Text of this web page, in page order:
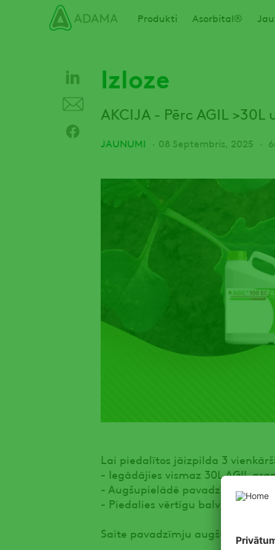
Main navigation
Produkti Asorbital®
Izloze
AKCIJA - Pērc AGIL
JAUNUMI 08 Septembris, 2025
Lai piedalītos jāizpilda 3
- Iegādājies vismaz 30L AGIL
- Augšupielādē pavadzīmi
- Piedalies vērtīgu balvu izlozē!
Saite pavadzīmju augšupielādei: